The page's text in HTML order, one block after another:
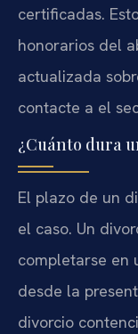
certificadas.
honorarios del
actualizada
contacte a el
¿Cuánto dura
El plazo de un
el caso. Un
completarse en
desde la
divorcio